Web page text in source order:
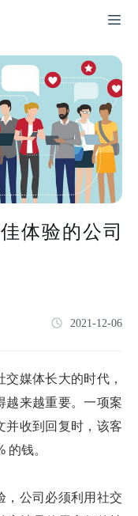
体验的公司
2021-12-06
媒体长大的时代，
越来越重要。一项案
并收到回复时，该客
的钱。
，公司必须利用社交